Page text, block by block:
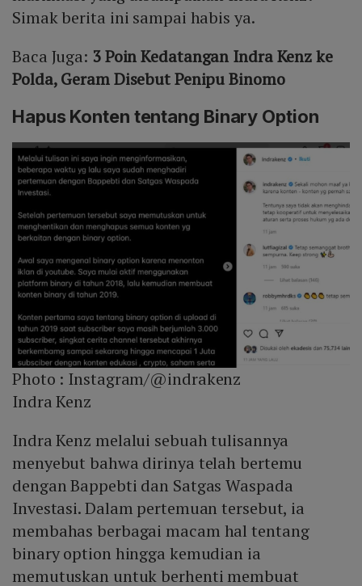
Simak berita ini sampai habis ya.
Baca Juga: 3 Poin Kedatangan Indra Kenz ke
Polda, Geram Disebut Penipu Binomo
Hapus Konten tentang Binary Option
Photo : Instagram/@indrakenz
Indra Kenz
Indra Kenz melalui sebuah tulisannya
menyebut bahwa dirinya telah bertemu
dengan Bappebti dan Satgas Waspada
Investasi. Dalam pertemuan tersebut, ia
membahas berbagai macam hal tentang
binary option hingga kemudian ia
memutuskan untuk berhenti membuat